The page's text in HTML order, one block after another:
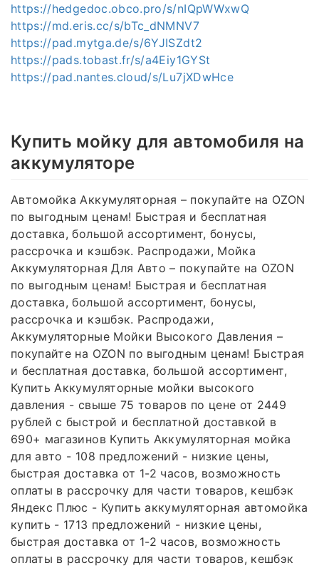
https://hedgedoc.obco.pro/s/nIQpWWxwQ
https://md.eris.cc/s/bTc_dNMNV7
https://pad.mytga.de/s/6YJISZdt2
https://pads.tobast.fr/s/a4Eiy1GYSt
https://pad.nantes.cloud/s/Lu7jXDwHce
Купить мойку для автомобиля на
аккумуляторе
Автомойка Аккумуляторная – покупайте на OZON
по выгодным ценам! Быстрая и бесплатная
доставка, большой ассортимент, бонусы,
рассрочка и кэшбэк. Распродажи, Мойка
Аккумуляторная Для Авто – покупайте на OZON
по выгодным ценам! Быстрая и бесплатная
доставка, большой ассортимент, бонусы,
рассрочка и кэшбэк. Распродажи,
Аккумуляторные Мойки Высокого Давления –
покупайте на OZON по выгодным ценам! Быстрая
и бесплатная доставка, большой ассортимент,
Купить Аккумуляторные мойки высокого
давления - свыше 75 товаров по цене от 2449
рублей с быстрой и бесплатной доставкой в
690+ магазинов Купить Аккумуляторная мойка
для авто - 108 предложений - низкие цены,
быстрая доставка от 1-2 часов, возможность
оплаты в рассрочку для части товаров, кешбэк
Яндекс Плюс - Купить аккумуляторная автомойка
купить - 1713 предложений - низкие цены,
быстрая доставка от 1-2 часов, возможность
оплаты в рассрочку для части товаров, кешбэк